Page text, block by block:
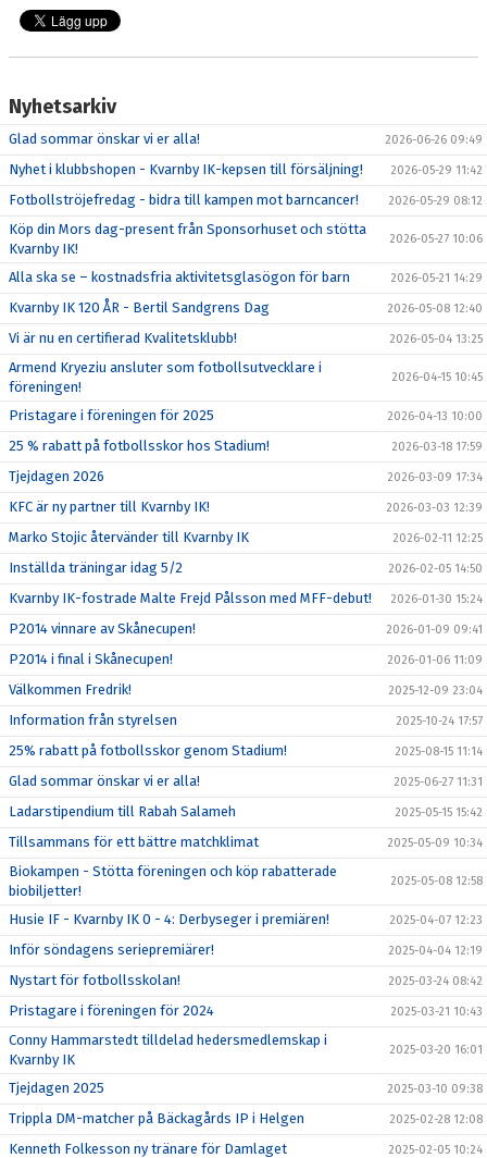
Nyhetsarkiv
Glad sommar önskar vi er alla! 2026-06-26 09:49
Nyhet i klubbshopen - Kvarnby IK-kepsen till försäljning! 2026-05-29 11:42
Fotbollströjefredag - bidra till kampen mot barncancer! 2026-05-29 08:12
Köp din Mors dag-present från Sponsorhuset och stötta
Kvarnby IK!
2026-05-27 10:06
Alla ska se – kostnadsfria aktivitetsglasögon för barn 2026-05-21 14:29
Kvarnby IK 120 ÅR - Bertil Sandgrens Dag 2026-05-08 12:40
Vi är nu en certifierad Kvalitetsklubb! 2026-05-04 13:25
Armend Kryeziu ansluter som fotbollsutvecklare i
föreningen!
2026-04-15 10:45
Pristagare i föreningen för 2025 2026-04-13 10:00
25 % rabatt på fotbollsskor hos Stadium! 2026-03-18 17:59
Tjejdagen 2026 2026-03-09 17:34
KFC är ny partner till Kvarnby IK! 2026-03-03 12:39
Marko Stojic återvänder till Kvarnby IK 2026-02-11 12:25
Inställda träningar idag 5/2 2026-02-05 14:50
Kvarnby IK-fostrade Malte Frejd Pålsson med MFF-debut! 2026-01-30 15:24
P2014 vinnare av Skånecupen! 2026-01-09 09:41
P2014 i final i Skånecupen! 2026-01-06 11:09
Välkommen Fredrik! 2025-12-09 23:04
Information från styrelsen 2025-10-24 17:57
25% rabatt på fotbollsskor genom Stadium! 2025-08-15 11:14
Glad sommar önskar vi er alla! 2025-06-27 11:31
Ladarstipendium till Rabah Salameh 2025-05-15 15:42
Tillsammans för ett bättre matchklimat 2025-05-09 10:34
Biokampen - Stötta föreningen och köp rabatterade
biobiljetter!
2025-05-08 12:58
Husie IF - Kvarnby IK 0 - 4: Derbyseger i premiären! 2025-04-07 12:23
Inför söndagens seriepremiärer! 2025-04-04 12:19
Nystart för fotbollsskolan! 2025-03-24 08:42
Pristagare i föreningen för 2024 2025-03-21 10:43
Conny Hammarstedt tilldelad hedersmedlemskap i
Kvarnby IK
2025-03-20 16:01
Tjejdagen 2025 2025-03-10 09:38
Trippla DM-matcher på Bäckagårds IP i Helgen 2025-02-28 12:08
Kenneth Folkesson ny tränare för Damlaget 2025-02-05 10:24